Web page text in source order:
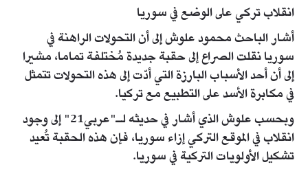
انقلاب تركي على الوضع في سوريا
أشار الباحث محمود علوش إلى أن التحولات الراهنة في
سوريا نقلت الصراع إلى حقبة جديدة مُختلفة تماما، مشيرا
إلى أن أحد الأسباب البارزة التي أدّت إلى هذه التحولات تتمثل
في مكابرة الأسد على التطبيع مع تركيا.
وبحسب علوش الذي أشار في حديثه لـ"عربي21" إلى وجود
انقلاب في الموقع التركي إزاء سوريا، فإن هذه الحقبة تُعيد
تشكيل الأولويات التركية في سوريا.